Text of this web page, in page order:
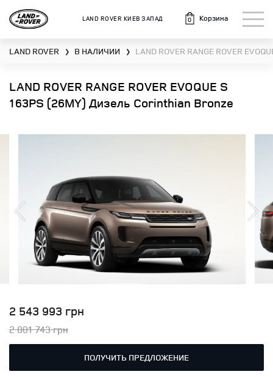
LAND ROVER КИЕВ ЗАПАД 0 Корзина
LAND ROVER ❯ В НАЛИЧИИ ❯ LAND ROVER RANGE ROVER
LAND ROVER RANGE ROVER EVOQUE S
163PS (26MY) Дизель Corinthian Bronze
2 543 993 грн
2 801 743 грн
ПОЛУЧИТЬ ПРЕДЛОЖЕНИЕ